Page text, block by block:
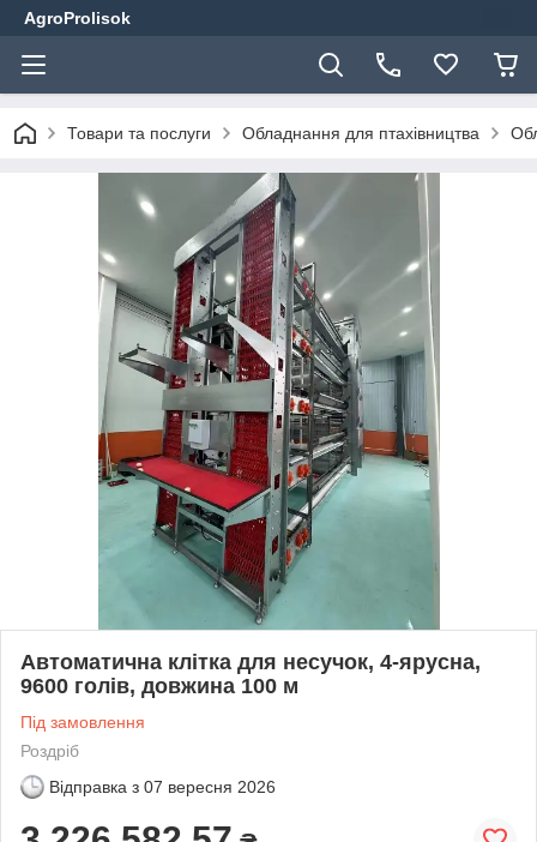
AgroProlisok
Товари та послуги Обладнання для птахівництва
Автоматична клітка для несучок, 4-ярусна,
9600 голів, довжина 100 м
Під замовлення
Роздріб
Відправка з 07 вересня 2026